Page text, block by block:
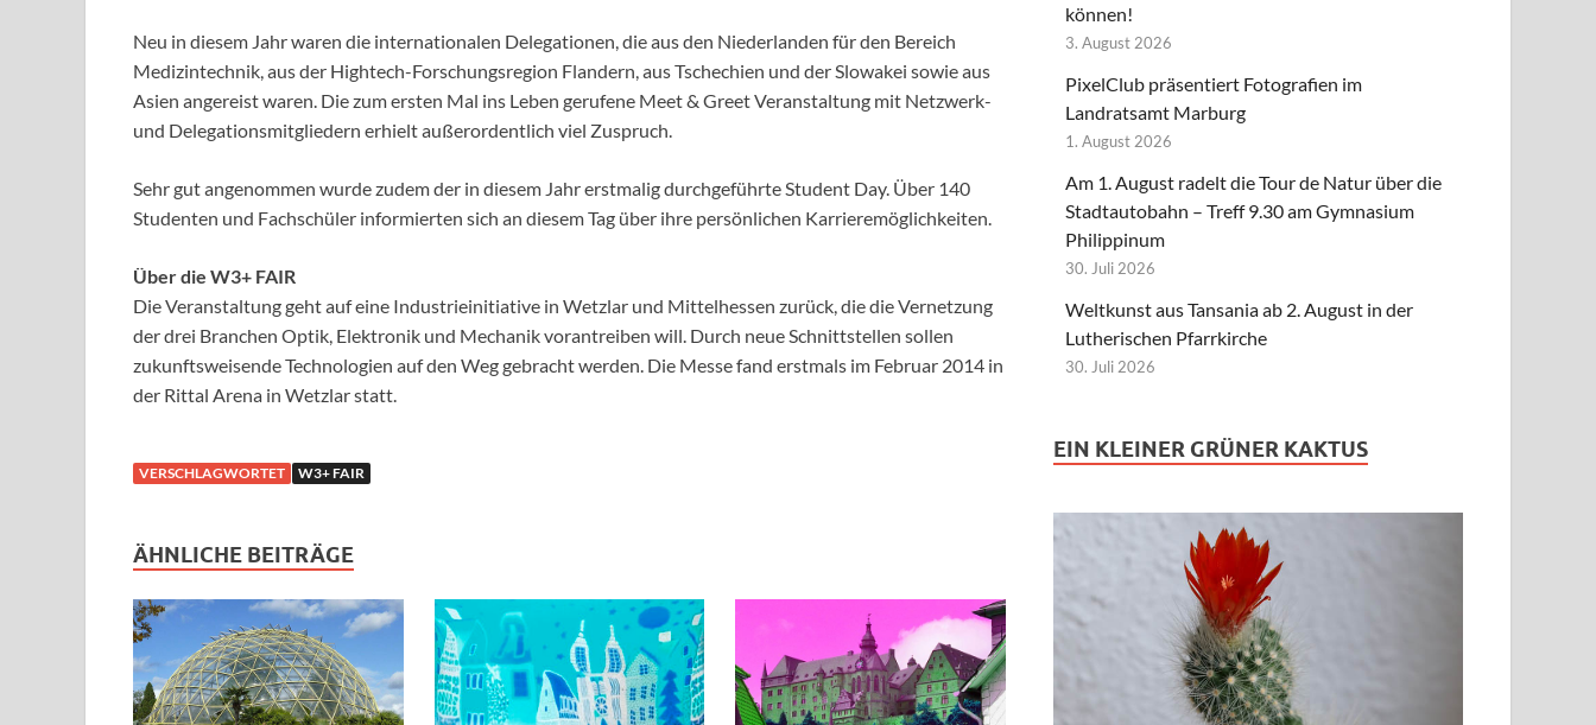
Neu in diesem Jahr waren die internationalen Delegationen, die aus den Niederlanden für den Bereich
Medizintechnik, aus der Hightech-Forschungsregion Flandern, aus Tschechien und der Slowakei sowie aus
Asien angereist waren. Die zum ersten Mal ins Leben gerufene Meet & Greet Veranstaltung mit Netzwerk-
und Delegationsmitgliedern erhielt außerordentlich viel Zuspruch.
Sehr gut angenommen wurde zudem der in diesem Jahr erstmalig durchgeführte Student Day. Über 140
Studenten und Fachschüler informierten sich an diesem Tag über ihre persönlichen Karrieremöglichkeiten.
Über die W3+ FAIR
Die Veranstaltung geht auf eine Industrieinitiative in Wetzlar und Mittelhessen zurück, die die Vernetzung
der drei Branchen Optik, Elektronik und Mechanik vorantreiben will. Durch neue Schnittstellen sollen
zukunftsweisende Technologien auf den Weg gebracht werden. Die Messe fand erstmals im Februar 2014 in
der Rittal Arena in Wetzlar statt.
VERSCHLAGWORTET W3+ FAIR
ÄHNLICHE BEITRÄGE
können!
3. August 2026
PixelClub präsentiert Fotografien im
Landratsamt Marburg
1. August 2026
Am 1. August radelt die Tour de Natur über die
Stadtautobahn – Treff 9.30 am Gymnasium
Philippinum
30. Juli 2026
Weltkunst aus Tansania ab 2. August in der
Lutherischen Pfarrkirche
30. Juli 2026
EIN KLEINER GRÜNER KAKTUS